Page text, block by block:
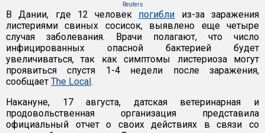
Reuters
В Дании, где 12 человек погибли из-за заражения
листериями свиных сосисок, выявлено еще четыре
случая заболевания. Врачи полагают, что число
инфицированных опасной бактерией будет
увеличиваться, так как симптомы листериоза могут
проявиться спустя 1-4 недели после заражения,
сообщает The Local.
Накануне, 17 августа, датская ветеринарная и
продовольственная организация представила
официальный отчет о своих действиях в связи со